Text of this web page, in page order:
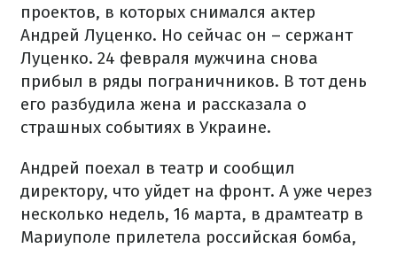
проектов, в которых снимался актер
Андрей Луценко. Но сейчас он – сержант
Луценко. 24 февраля мужчина снова
прибыл в ряды пограничников. В тот день
его разбудила жена и рассказала о
страшных событиях в Украине.
Андрей поехал в театр и сообщил
директору, что уйдет на фронт. А уже через
несколько недель, 16 марта, в драмтеатр в
Мариуполе прилетела российская бомба,